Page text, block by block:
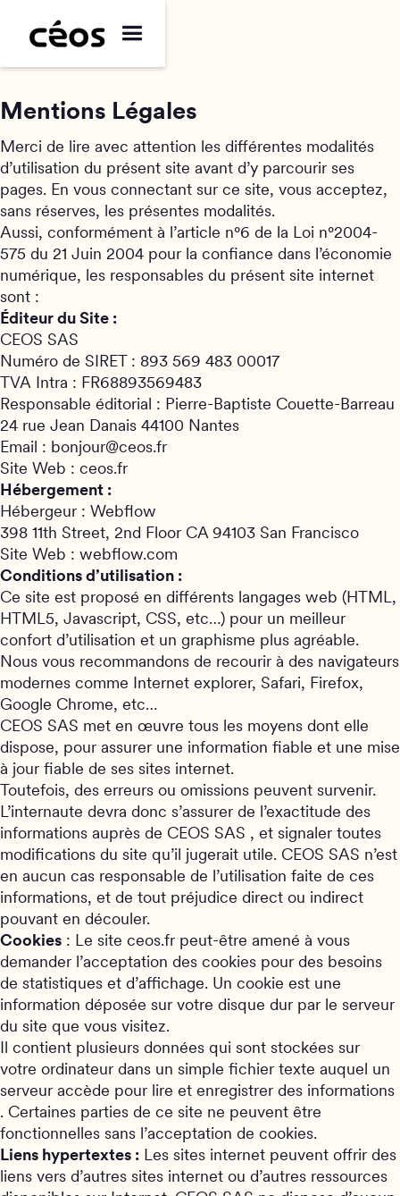
Mentions Légales
Merci de lire avec attention les différentes modalités
d’utilisation du présent site avant d’y parcourir ses
pages. En vous connectant sur ce site, vous acceptez,
sans réserves, les présentes modalités.
Aussi, conformément à l’article n°6 de la Loi n°2004-
575 du 21 Juin 2004 pour la confiance dans l’économie
numérique, les responsables du présent site internet
sont :
Éditeur du Site :
CEOS SAS
Numéro de SIRET : 893 569 483 00017
TVA Intra : FR68893569483
Responsable éditorial : Pierre-Baptiste Couette-Barreau
24 rue Jean Danais 44100 Nantes
Email : bonjour@ceos.fr
Site Web : ceos.fr
Hébergement :
Hébergeur : Webflow
398 11th Street, 2nd Floor CA 94103 San Francisco
Site Web : webflow.com
Conditions d’utilisation :
Ce site est proposé en différents langages web (HTML,
HTML5, Javascript, CSS, etc…) pour un meilleur
confort d’utilisation et un graphisme plus agréable.
Nous vous recommandons de recourir à des navigateurs
modernes comme Internet explorer, Safari, Firefox,
Google Chrome, etc…
CEOS SAS met en œuvre tous les moyens dont elle
dispose, pour assurer une information fiable et une mise
à jour fiable de ses sites internet.
Toutefois, des erreurs ou omissions peuvent survenir.
L’internaute devra donc s’assurer de l’exactitude des
informations auprès de CEOS SAS , et signaler toutes
modifications du site qu’il jugerait utile. CEOS SAS n’est
en aucun cas responsable de l’utilisation faite de ces
informations, et de tout préjudice direct ou indirect
pouvant en découler.
Cookies : Le site ceos.fr peut-être amené à vous
demander l’acceptation des cookies pour des besoins
de statistiques et d’affichage. Un cookie est une
information déposée sur votre disque dur par le serveur
du site que vous visitez.
Il contient plusieurs données qui sont stockées sur
votre ordinateur dans un simple fichier texte auquel un
serveur accède pour lire et enregistrer des informations
. Certaines parties de ce site ne peuvent être
fonctionnelles sans l’acceptation de cookies.
Liens hypertextes : Les sites internet peuvent offrir des
liens vers d’autres sites internet ou d’autres ressources